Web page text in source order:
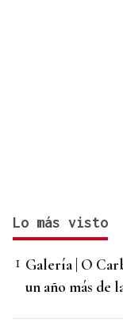
Lo más visto
Galería | O
un año más de